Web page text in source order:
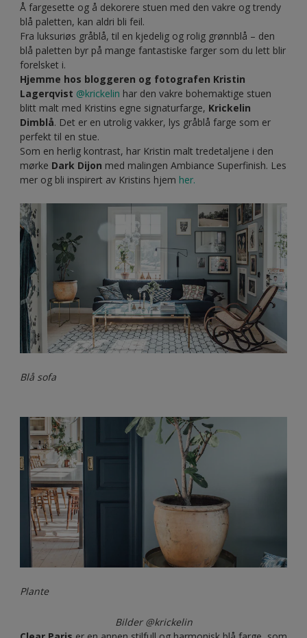
Å fargesette og å dekorere stuen med den vakre og trendy
blå paletten, kan aldri bli feil.
Fra luksuriøs gråblå, til en kjedelig og rolig grønnblå – den
blå paletten byr på mange fantastiske farger som du lett blir
forelsket i.
Hjemme hos bloggeren og fotografen Kristin
Lagerqvist @krickelin har den vakre bohemaktige stuen
blitt malt med Kristins egne signaturfarge, Krickelin
Dimblå. Det er en utrolig vakker, lys gråblå farge som er
perfekt til en stue.
Som en herlig kontrast, har Kristin malt tredetaljene i den
mørke Dark Dijon med malingen Ambiance Superfinish. Les
mer og bli inspirert av Kristins hjem her.
Blå sofa
Plante
Bilder @krickelin